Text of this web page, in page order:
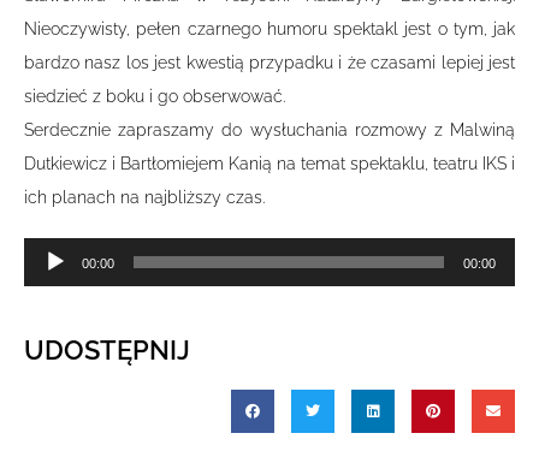
Nieoczywisty, pełen czarnego humoru spektakl jest o tym, jak
bardzo nasz los jest kwestią przypadku i że czasami lepiej jest
siedzieć z boku i go obserwować.
Serdecznie zapraszamy do wysłuchania rozmowy z Malwiną
Dutkiewicz i Bartłomiejem Kanią na temat spektaklu, teatru IKS i
ich planach na najbliższy czas.
Odtwarzacz
plików
00:00 00:00
UDOSTĘPNIJ